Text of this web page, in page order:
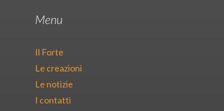
Menu
Il Forte
Le creazioni
Le notizie
I contatti